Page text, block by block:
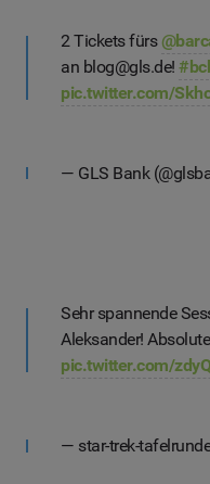
2 Tickets fürs
an blog@gls.de!
pic.twitter.com/
— GLS Bank
Sehr spannende
Aleksander!
pic.twitter.com/
— star-trek-